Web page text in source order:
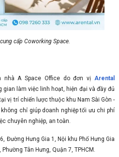
cấp Coworking Space.
nhà A Space Office do đơn vịArental
làm việc linh hoạt, hiện đại và đầy đủ
vị trí chiến lược thuộc khu Nam Sài Gòn -
chỉ giúp doanh nghiệp tối ưu chi phí
chuyên nghiệp, an toàn.
Đường Hưng Gia 1, Nội khu Phố Hưng Gia
Tân Hưng, Quận 7, TPHCM.